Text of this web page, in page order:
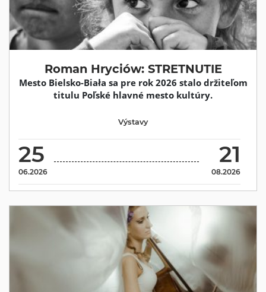
Roman Hryciów: STRETNUTIE
Mesto Bielsko-Biała sa pre rok 2026 stalo držiteľom
titulu Poľské hlavné mesto kultúry.
25
06.2026
21
08.2026
Výstavy